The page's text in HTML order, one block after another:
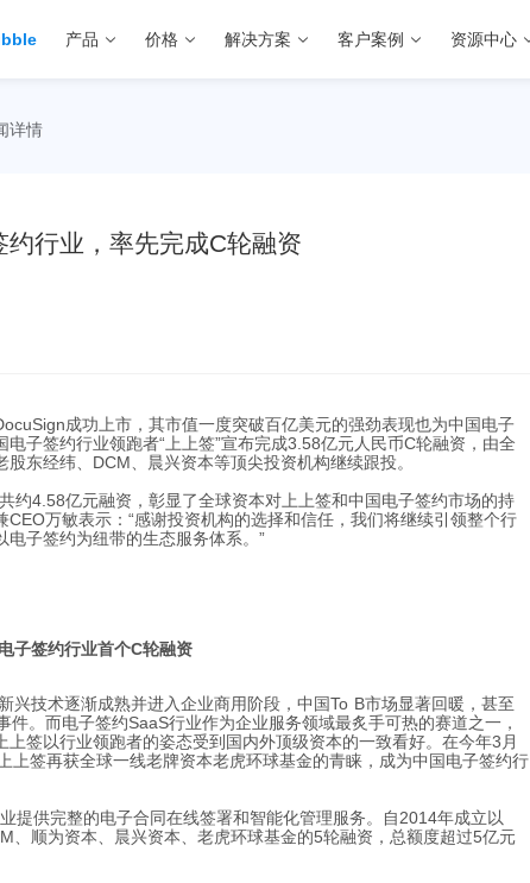
产品 价格 解决方案 客户案例 资源中心
详情
约行业，率先完成C轮融资
成功上市，其市值一度突破百亿美元的强劲表现也为中国电子
子签约行业领跑者“上上签”宣布完成3.58亿元人民币C轮融资，由全
东经纬、DCM、晨兴资本等顶尖投资机构继续跟投。
约4.58亿元融资，彰显了全球资本对上上签和中国电子签约市场的持
万敏表示：“感谢投资机构的选择和信任，我们将继续引领整个行
子签约为纽带的生态服务体系。”
子签约行业首个C轮融资
兴技术逐渐成熟并进入企业商用阶段，中国To B市场显著回暖，甚至
件。而电子签约SaaS行业作为企业服务领域最炙手可热的赛道之一，
签以行业领跑者的姿态受到国内外顶级资本的一致看好。在今年3月
上签再获全球一线老牌资本老虎环球基金的青睐，成为中国电子签约行
提供完整的电子合同在线签署和智能化管理服务。自2014年成立以
、顺为资本、晨兴资本、老虎环球基金的5轮融资，总额度超过5亿元